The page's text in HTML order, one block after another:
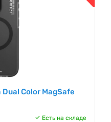
Dual Color MagSafe
Есть на складе